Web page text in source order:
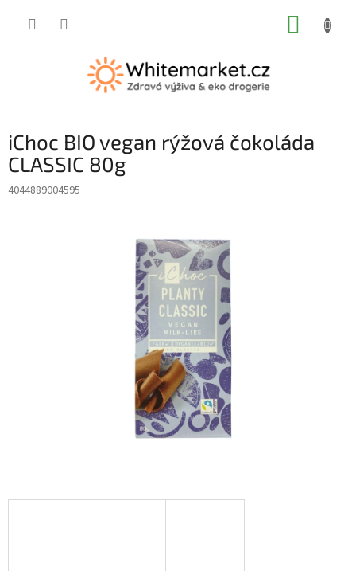
iChoc BIO vegan rýžová čokoláda
CLASSIC 80g
4044889004595